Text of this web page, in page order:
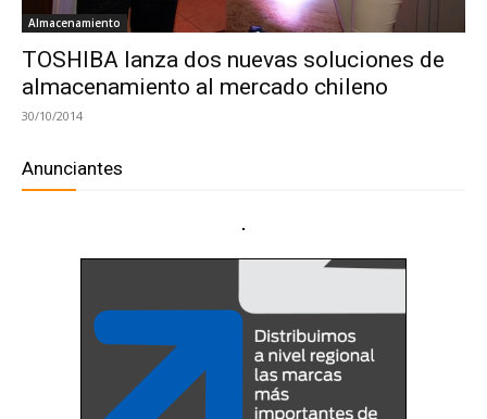
Almacenamiento
TOSHIBA lanza dos nuevas soluciones de
almacenamiento al mercado chileno
30/10/2014
Anunciantes